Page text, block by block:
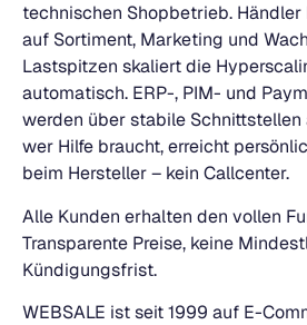
technischen Shopbetrieb.
auf Sortiment, Marketing und
Lastspitzen skaliert die
automatisch. ERP-, PIM- und
werden über stabile Schnittstellen
wer Hilfe braucht, erreicht
beim Hersteller – kein Callcenter.
Alle Kunden erhalten den vollen
Transparente Preise, keine
Kündigungsfrist.
WEBSALE ist seit 1999 auf E-